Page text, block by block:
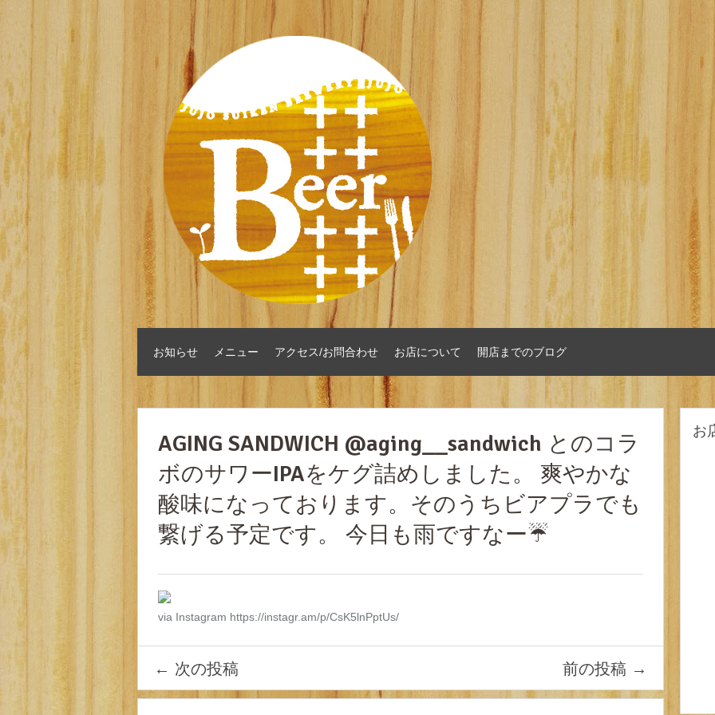
お知らせ メニュー アクセス/お問合わせ お店について 開店までのブログ
AGING SANDWICH @aging__sandwich とのコラ
ボのサワーIPAをケグ詰めしました。 爽やかな
酸味になっております。そのうちビアプラでも
繋げる予定です。 今日も雨ですなー☔️
via Instagram https://instagr.am/p/CsK5lnPptUs/
← 次の投稿 前の投稿 →
お